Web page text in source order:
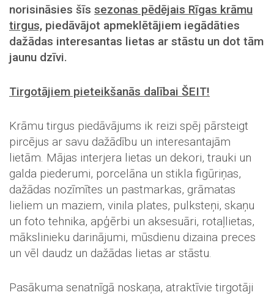
norisināsies šīs sezonas pēdējais Rīgas krāmu
tirgus, piedāvājot apmeklētājiem iegādāties
dažādas interesantas lietas ar stāstu un dot tām
jaunu dzīvi.
Tirgotājiem pieteikšanās dalībai ŠEIT!
Krāmu tirgus piedāvājums ik reizi spēj pārsteigt
pircējus ar savu dažādību un interesantajām
lietām. Mājas interjera lietas un dekori, trauki un
galda piederumi, porcelāna un stikla figūriņas,
dažādas nozīmītes un pastmarkas, grāmatas
lieliem un maziem, vinila plates, pulksteņi, skaņu
un foto tehnika, apģērbi un aksesuāri, rotaļlietas,
mākslinieku darinājumi, mūsdienu dizaina preces
un vēl daudz un dažādas lietas ar stāstu.
Pasākuma senatnīgā noskaņa, atraktīvie tirgotāji